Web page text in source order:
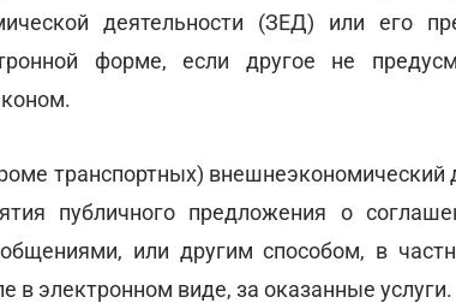
деятельности (ЗЕД) или его
форме, если другое не
транспортных)
публичного предложения о
или другим способом, в
в электронном виде, за оказанные услуги.